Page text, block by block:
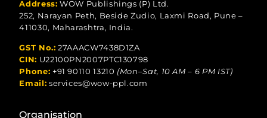
Address: WOW Publishings (P) Ltd.
252, Narayan Peth, Beside Zudio, Laxmi Road, Pune –
411030, Maharashtra, India.
GST No.: 27AAACW7438D1ZA
CIN: U22100PN2007PTC130798
Phone: +91 90110 13210 (Mon–Sat, 10 AM – 6 PM IST)
Email: services@wow-ppl.com
Organisation